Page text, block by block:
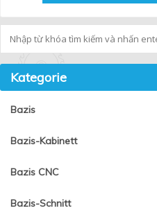
Kategorie
Bazis
Bazis-Kabinett
Bazis CNC
Bazis-Schnitt